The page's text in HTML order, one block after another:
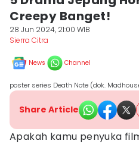
Creepy Banget!
28 Jun 2024, 21:00 WIB
Sierra Citra
News Channel
poster series Death Note (dok.
Share Article
Apakah kamu penyuka